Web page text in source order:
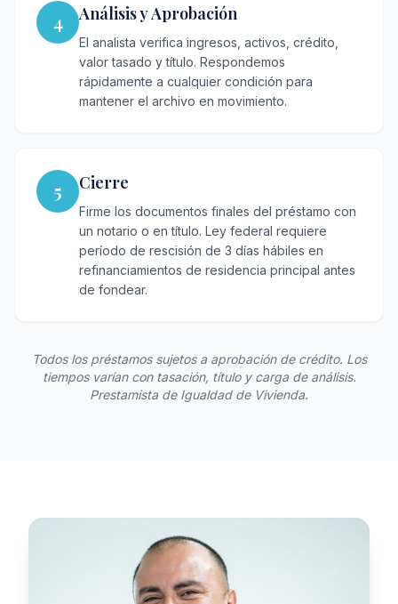
4 Análisis y Aprobación
El analista verifica ingresos, activos, crédito,
valor tasado y título. Respondemos
rápidamente a cualquier condición para
mantener el archivo en movimiento.
5 Cierre
Firme los documentos finales del préstamo con
un notario o en título. Ley federal requiere
período de rescisión de 3 días hábiles en
refinanciamientos de residencia principal antes
de fondear.
Todos los préstamos sujetos a aprobación de crédito. Los
tiempos varían con tasación, título y carga de análisis.
Prestamista de Igualdad de Vivienda.